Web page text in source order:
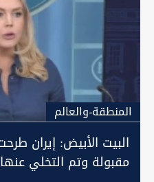
المنطقة-والعالم
مقبولة وتم التخلي عنها